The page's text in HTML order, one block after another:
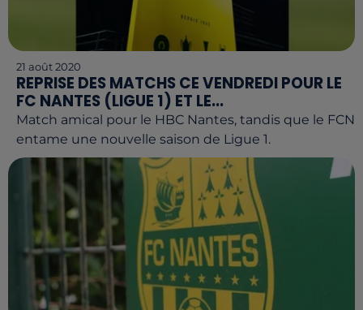
21 août 2020
REPRISE DES MATCHS CE VENDREDI POUR LE
FC NANTES (LIGUE 1) ET LE...
Match amical pour le HBC Nantes, tandis que le FCN
entame une nouvelle saison de Ligue 1.